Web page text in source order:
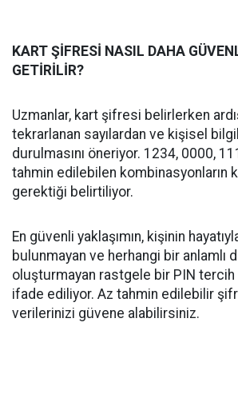
KART ŞİFRESİ NASIL DAHA
GETİRİLİR?
Uzmanlar, kart şifresi belirlerken
tekrarlanan sayılardan ve kişisel
durulmasını öneriyor. 1234, 0000,
tahmin edilebilen kombinasyonların
gerektiği belirtiliyor.
En güvenli yaklaşımın, kişinin
bulunmayan ve herhangi bir anlamlı
oluşturmayan rastgele bir PIN
ifade ediliyor. Az tahmin edilebilir
verilerinizi güvene alabilirsiniz.